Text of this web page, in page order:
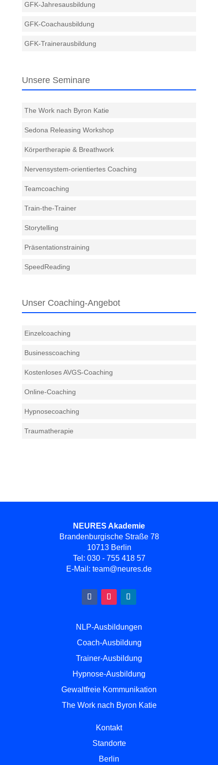
GFK-Jahresausbildung
GFK-Coachausbildung
GFK-Trainerausbildung
Unsere Seminare
The Work nach Byron Katie
Sedona Releasing Workshop
Körpertherapie & Breathwork
Nervensystem-orientiertes Coaching
Teamcoaching
Train-the-Trainer
Storytelling
Präsentationstraining
SpeedReading
Unser Coaching-Angebot
Einzelcoaching
Businesscoaching
Kostenloses AVGS-Coaching
Online-Coaching
Hypnosecoaching
Traumatherapie
NEURES Akademie
Brandenburgische Straße 78
10713 Berlin
Tel: 030 - 755 418 57
E-Mail: team@neures.de
NLP-Ausbildungen
Coach-Ausbildung
Trainer-Ausbildung
Hypnose-Ausbildung
Gewaltfreie Kommunikation
The Work nach Byron Katie
Kontakt
Standorte
Berlin